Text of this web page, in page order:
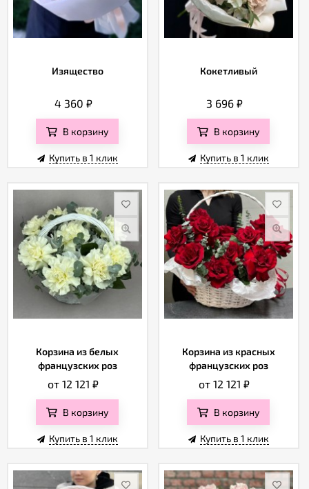
Изящество
4 360 ₽
В корзину
Купить в 1 клик
Кокетливый
3 696 ₽
В корзину
Купить в 1 клик
Корзина из белых
французских роз
от 12 121₽
В корзину
Купить в 1 клик
Корзина из красных
французских роз
от 12 121₽
В корзину
Купить в 1 клик